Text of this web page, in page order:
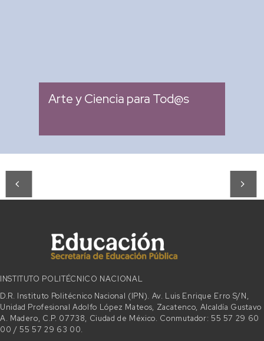
Arte y Ciencia para Tod@s
INSTITUTO POLITÉCNICO NACIONAL
D.R. Instituto Politécnico Nacional (IPN). Av. Luis Enrique Erro S/N,
Unidad Profesional Adolfo López Mateos, Zacatenco, Alcaldía Gustavo
A. Madero, C.P. 07738, Ciudad de México. Conmutador: 55 57 29 60
00 / 55 57 29 63 00.